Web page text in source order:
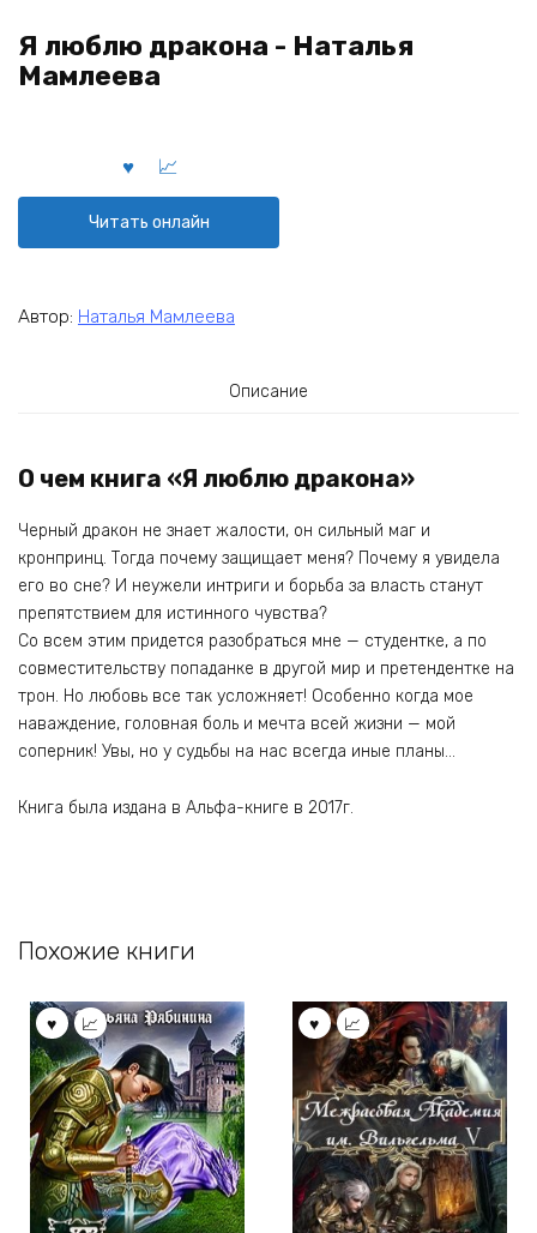
Я люблю дракона - Наталья
Мамлеева
Читать онлайн
Автор: Наталья Мамлеева
Описание
О чем книга «Я люблю дракона»
Черный дракон не знает жалости, он сильный маг и
кронпринц. Тогда почему защищает меня? Почему я увидела
его во сне? И неужели интриги и борьба за власть станут
препятствием для истинного чувства?
Со всем этим придется разобраться мне — студентке, а по
совместительству попаданке в другой мир и претендентке на
трон. Но любовь все так усложняет! Особенно когда мое
наваждение, головная боль и мечта всей жизни — мой
соперник! Увы, но у судьбы на нас всегда иные планы…
Книга была издана в Альфа-книге в 2017г.
Похожие книги